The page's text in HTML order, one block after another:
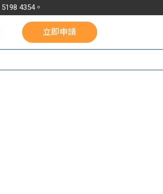
5198 4354。
立即申請